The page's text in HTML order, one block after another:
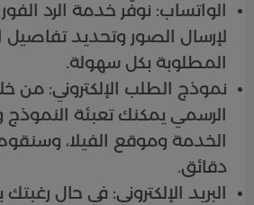
الواتساب: نوفّر خدمة الرد
لإرسال الصور وتحديد تفاصيل
المطلوبة بكل سهولة.
نموذج الطلب الإلكتروني: من
الرسمي يمكنك تعبئة النموذج
الخدمة وموقع الفيلا، وسنقوم
دقائق.
البريد الإلكتروني: في حال